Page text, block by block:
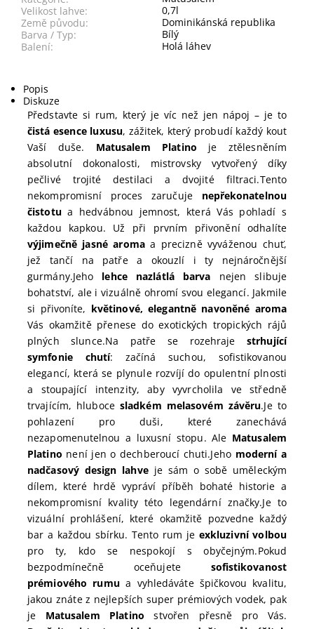
Velikost lahve:
0,7l
Země původu:
Dominikánská republika
Barva / Typ:
Bílý
Balení:
Holá láhev
Popis
Diskuze
Představte si rum, který je víc než jen nápoj – je to
čistá esence luxusu, zážitek, který probudí každý kout
Vaší duše. Matusalem Platino je ztělesněním
absolutní dokonalosti, mistrovsky vytvořený díky
pečlivé trojité destilaci a dvojité filtraci.Tento
nekompromisní proces zaručuje nepřekonatelnou
čistotua hedvábnou jemnost, která Vás pohladí s
každou kapkou. Už při prvním přivonění odhalíte
výjimečně jasné aromaa precizně vyváženou chuť,
jež tančí na patře a okouzlí i ty nejnáročnější
gurmány.Jeho lehce nazlátlá barva nejen slibuje
bohatství, ale i vizuálně ohromí svou elegancí. Jakmile
si přivoníte, květinové, elegantně navoněné aroma
Vás okamžitě přenese do exotických tropických rájů
plných slunce.Na patře se rozehrajestrhující
symfonie chutí: začíná suchou, sofistikovanou
elegancí, která se plynule rozvíjí do opulentní plnosti
a stoupající intenzity, aby vyvrcholila ve středně
trvajícím, hluboce sladkém melasovém závěru.Je to
pohlazení pro duši, které zanechává
nezapomenutelnou a luxusní stopu. Ale Matusalem
Platino není jen o dechberoucí chuti.Jeho moderní a
nadčasový design lahveje sám o sobě uměleckým
dílem, které hrdě vypráví příběh bohaté historie a
nekompromisní kvality této legendární značky.Je to
vizuální prohlášení, které okamžitě pozvedne každý
bar a každou sbírku. Tento rum je exkluzivní volbou
pro ty, kdo se nespokojí s obyčejným.Pokud
bezpodmínečně oceňujete sofistikovanost
prémiového rumua vyhledáváte špičkovou kvalitu,
jakou znáte z nejlepších super prémiových vodek, pak
je Matusalem Platino stvořen přesně pro Vás.